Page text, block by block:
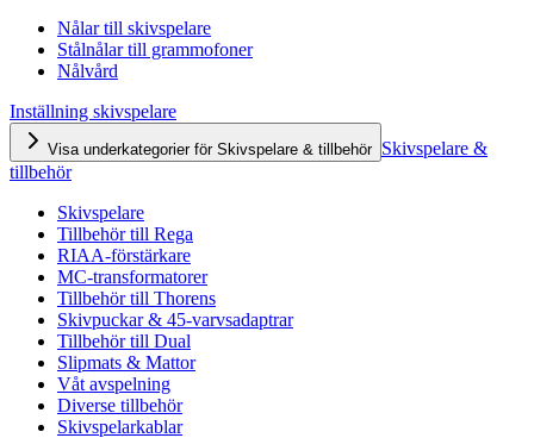
Nålar till skivspelare
Stålnålar till grammofoner
Nålvård
Inställning skivspelare
Visa underkategorier för Skivspelare & tillbehör Skivspelare &
tillbehör
Skivspelare
Tillbehör till Rega
RIAA-förstärkare
MC-transformatorer
Tillbehör till Thorens
Skivpuckar & 45-varvsadaptrar
Tillbehör till Dual
Slipmats & Mattor
Våt avspelning
Diverse tillbehör
Skivspelarkablar